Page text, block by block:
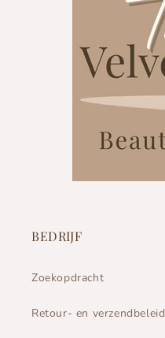
BEDRIJF
Zoekopdracht
Retour- en verzendbeleid